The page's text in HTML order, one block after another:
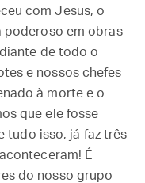
com Jesus, o
poderoso em obras
de todo o
e nossos chefes
à morte e o
que ele fosse
tudo isso, já faz três
É
do nosso grupo